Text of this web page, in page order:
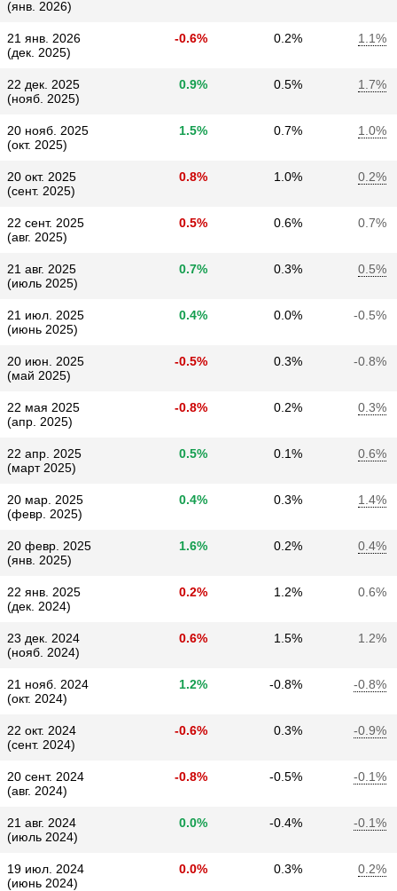
(янв. 2026)
21 янв. 2026
(дек. 2025)
-0.6% 0.2% 1.1%
22 дек. 2025
(нояб. 2025)
0.9% 0.5% 1.7%
20 нояб. 2025
(окт. 2025)
1.5% 0.7% 1.0%
20 окт. 2025
(сент. 2025)
0.8% 1.0% 0.2%
22 сент. 2025
(авг. 2025)
0.5% 0.6% 0.7%
21 авг. 2025
(июль 2025)
0.7% 0.3% 0.5%
21 июл. 2025
(июнь 2025)
0.4% 0.0% -0.5%
20 июн. 2025
(май 2025)
-0.5% 0.3% -0.8%
22 мая 2025
(апр. 2025)
-0.8% 0.2% 0.3%
22 апр. 2025
(март 2025)
0.5% 0.1% 0.6%
20 мар. 2025
(февр. 2025)
0.4% 0.3% 1.4%
20 февр. 2025
(янв. 2025)
1.6% 0.2% 0.4%
22 янв. 2025
(дек. 2024)
0.2% 1.2% 0.6%
23 дек. 2024
(нояб. 2024)
0.6% 1.5% 1.2%
21 нояб. 2024
(окт. 2024)
1.2% -0.8% -0.8%
22 окт. 2024
(сент. 2024)
-0.6% 0.3% -0.9%
20 сент. 2024
(авг. 2024)
-0.8% -0.5% -0.1%
21 авг. 2024
(июль 2024)
0.0% -0.4% -0.1%
19 июл. 2024
(июнь 2024)
0.0% 0.3% 0.2%